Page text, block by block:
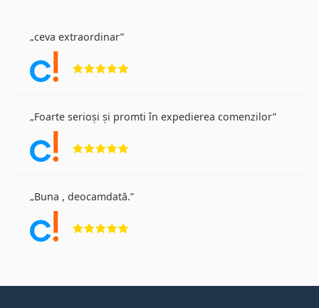
ceva extraordinar
Foarte serioși și promti în expedierea comenzilor
Buna , deocamdată.